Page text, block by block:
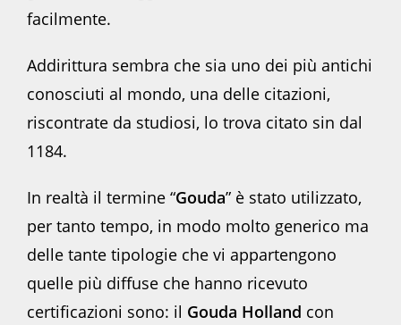
facilmente.
Addirittura sembra che sia uno dei più antichi
conosciuti al mondo, una delle citazioni,
riscontrate da studiosi, lo trova citato sin dal
1184.
In realtà il termine “Gouda” è stato utilizzato,
per tanto tempo, in modo molto generico ma
delle tante tipologie che vi appartengono
quelle più diffuse che hanno ricevuto
certificazioni sono: il Gouda Holland con